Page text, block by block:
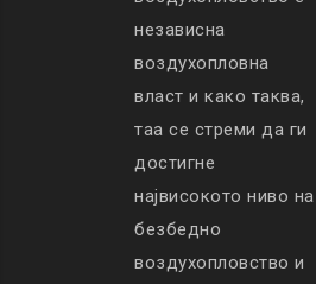
независна
воздухопловна
власт и како таква,
таа се стреми да ги
достигне
највисокото ниво на
безбедно
воздухопловство и